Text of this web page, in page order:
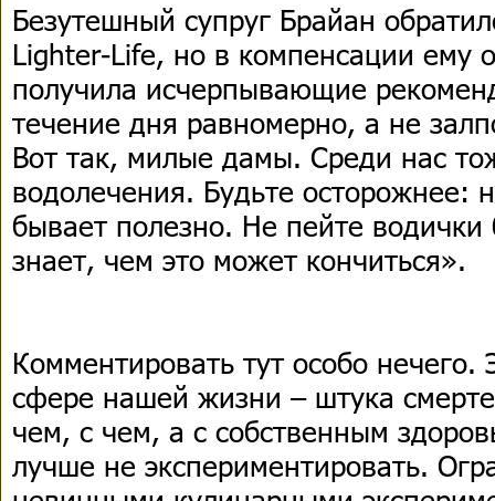
Безутешный супруг Брайан
Lighter-Life, но в компенсации ему
получила исчерпывающие
течение дня равномерно, а не
Вот так, милые дамы. Среди нас
водолечения. Будьте осторожнее:
бывает полезно. Не пейте
знает, чем это может кончиться».
Комментировать тут особо
сфере нашей жизни – штука
чем, с чем, а с собственным
лучше не экспериментировать.